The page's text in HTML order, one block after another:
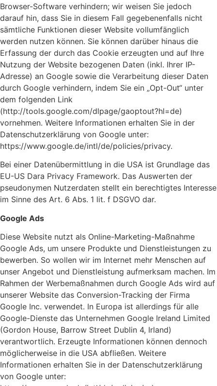
Browser-Software verhindern; wir weisen Sie jedoch
darauf hin, dass Sie in diesem Fall gegebenenfalls nicht
sämtliche Funktionen dieser Website vollumfänglich
werden nutzen können. Sie können darüber hinaus die
Erfassung der durch das Cookie erzeugten und auf Ihre
Nutzung der Website bezogenen Daten (inkl. Ihrer IP-
Adresse) an Google sowie die Verarbeitung dieser Daten
durch Google verhindern, indem Sie ein „Opt-Out“ unter
dem folgenden Link
(http://tools.google.com/dlpage/gaoptout?hl=de)
vornehmen. Weitere Informationen erhalten Sie in der
Datenschutzerklärung von Google unter:
https://www.google.de/intl/de/policies/privacy.
Bei einer Datenübermittlung in die USA ist Grundlage das
EU-US Dara Privacy Framework. Das Auswerten der
pseudonymen Nutzerdaten stellt ein berechtigtes Interesse
im Sinne des Art. 6 Abs. 1 lit. f DSGVO dar.
Google Ads
Diese Website nutzt als Online-Marketing-Maßnahme
Google Ads, um unsere Produkte und Dienstleistungen zu
bewerben. So wollen wir im Internet mehr Menschen auf
unser Angebot und Dienstleistung aufmerksam machen. Im
Rahmen der Werbemaßnahmen durch Google Ads wird auf
unserer Website das Conversion-Tracking der Firma
Google Inc. verwendet. In Europa ist allerdings für alle
Google-Dienste das Unternehmen Google Ireland Limited
(Gordon House, Barrow Street Dublin 4, Irland)
verantwortlich. Erzeugte Informationen können dennoch
möglicherweise in die USA abfließen. Weitere
Informationen erhalten Sie in der Datenschutzerklärung
von Google unter: